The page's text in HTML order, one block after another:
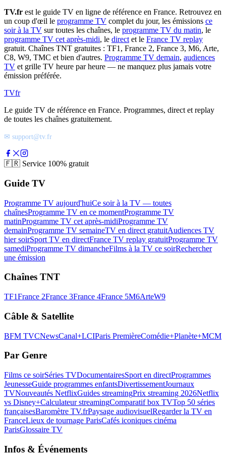
TV.fr est le guide TV en ligne de référence en France. Retrouvez en
un coup d'œil le programme TV complet du jour, les émissions ce
soir à la TV sur toutes les chaînes, le programme TV du matin, le
programme TV cet après-midi, le direct et le France TV replay
gratuit. Chaînes TNT gratuites : TF1, France 2, France 3, M6, Arte,
C8, W9, TMC et bien d'autres. Programme TV demain, audiences
TV et grille TV heure par heure — ne manquez plus jamais votre
émission préférée.
TVfr
Le guide TV de référence en France. Programmes, direct et replay
de toutes les chaînes gratuitement.
✉ support@tv.fr
🇫🇷 Service 100% gratuit
Guide TV
Programme TV aujourd'huiCe soir à la TV — toutes
chaînesProgramme TV en ce momentProgramme TV
matinProgramme TV cet après-midiProgramme TV
demainProgramme TV semaineTV en direct gratuitAudiences TV
hier soirSport TV en directFrance TV replay gratuitProgramme TV
samediProgramme TV dimancheFilms à la TV ce soirRechercher
une émission
Chaînes TNT
TF1France 2France 3France 4France 5M6ArteW9
Câble & Satellite
BFM TVCNewsCanal+LCIParis PremièreComédie+Planète+MCM
Par Genre
Films ce soirSéries TVDocumentairesSport en directProgrammes
JeunesseGuide programmes enfantsDivertissementJournaux
TVNouveautés NetflixGuides streamingPrix streaming 2026Netflix
vs Disney+Calculateur streamingComparatif box TVTop 50 séries
françaisesBaromètre TV.frPaysage audiovisuelRegarder la TV en
FranceLieux de tournage ParisCafés iconiques cinéma
ParisGlossaire TV
Infos & Événements